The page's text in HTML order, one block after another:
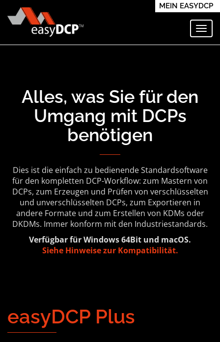
MEIN EASYDCP
Alles, was Sie für den
Umgang mit DCPs
benötigen
Dies ist die einfach zu bedienende Standardsoftware
für den kompletten DCP-Workflow: zum Mastern von
DCPs, zum Erzeugen und Prüfen von verschlüsselten
und unverschlüsselten DCPs, zum Exportieren in
andere Formate und zum Erstellen von KDMs oder
DKDMs. Immer konform mit den Industriestandards.
Verfügbar für Windows 64Bit und macOS.
Siehe Hinweise zur Kompatibilität.
easyDCP Plus